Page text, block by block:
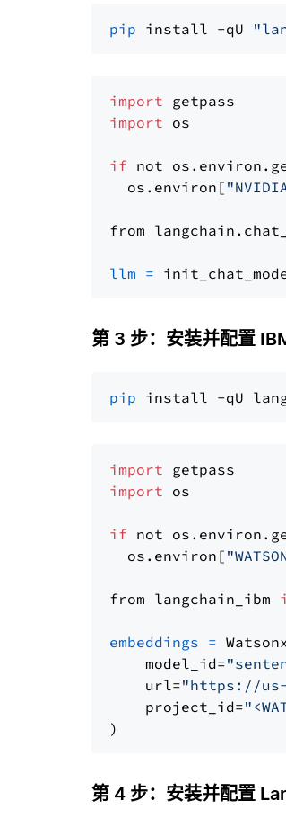
pip install -qU
import
import os
if not
  os.environ[
from
llm =
第 3 步：安装并配置
pip
import
import os
if not
  os.environ[
from langchain_ibm
embeddings =
    model_id=
    url=
"https://us-
    project_id=
第 4 步：安装并配置